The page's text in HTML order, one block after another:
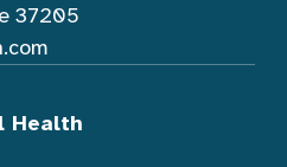
37205
Health